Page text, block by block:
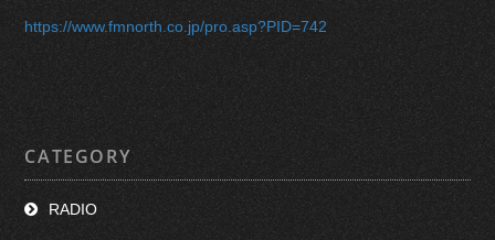
https://www.fmnorth.co.jp/pro.asp?PID=742
CATEGORY
RADIO